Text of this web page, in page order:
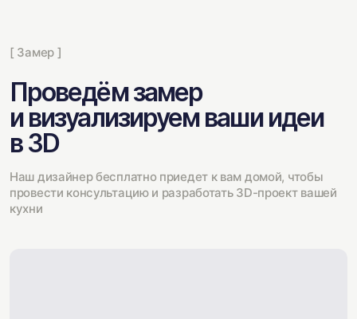
[ Замер ]
Проведём замер
и визуализируем ваши идеи
в 3D
Наш дизайнер бесплатно приедет к вам домой, чтобы
провести консультацию и разработать 3D-проект вашей
кухни